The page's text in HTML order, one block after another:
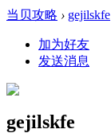
当贝攻略 › gejilskfe
加为好友
发送消息
gejilskfe